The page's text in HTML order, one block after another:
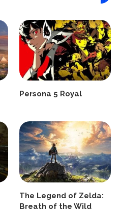
Persona 5 Royal
The Legend of Zelda:
Breath of the Wild